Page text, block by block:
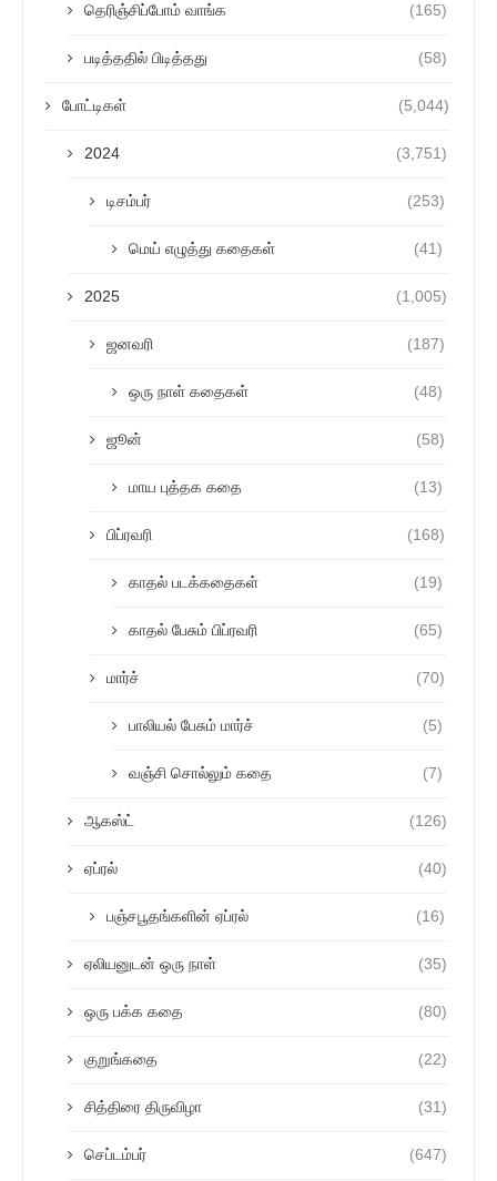
தெரிஞ்சிப்போம் வாங்க (165)
படித்ததில் பிடித்தது (58)
போட்டிகள் (5,044)
2024 (3,751)
டிசம்பர் (253)
மெய் எழுத்து கதைகள் (41)
2025 (1,005)
ஜனவரி (187)
ஒரு நாள் கதைகள் (48)
ஜூன் (58)
மாய புத்தக கதை (13)
பிப்ரவரி (168)
காதல் படக்கதைகள் (19)
காதல் பேசும் பிப்ரவரி (65)
மார்ச் (70)
பாலியல் பேசும் மார்ச் (5)
வஞ்சி சொல்லும் கதை (7)
ஆகஸ்ட் (126)
ஏப்ரல் (40)
பஞ்சபூதங்களின் ஏப்ரல் (16)
ஏலியனுடன் ஒரு நாள் (35)
ஒரு பக்க கதை (80)
குறுங்கதை (22)
சித்திரை திருவிழா (31)
செப்டம்பர் (647)